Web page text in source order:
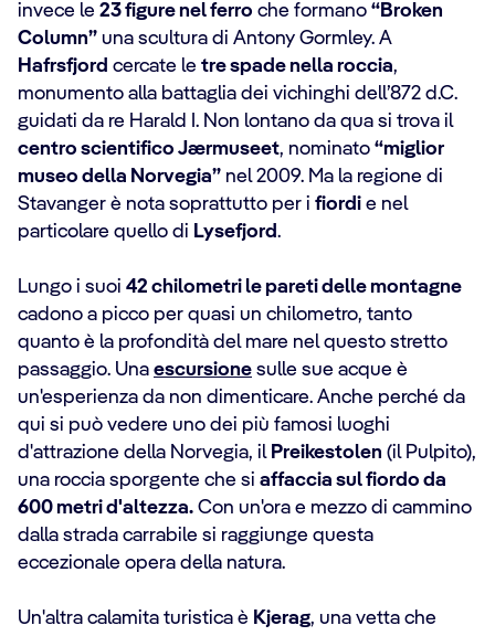
invece le 23 figure nel ferro che formano “Broken
Column” una scultura di Antony Gormley. A
Hafrsfjord cercate le tre spade nella roccia,
monumento alla battaglia dei vichinghi dell’872 d.C.
guidati da re Harald I. Non lontano da qua si trova il
centro scientifico Jærmuseet, nominato “miglior
museo della Norvegia” nel 2009. Ma la regione di
Stavanger è nota soprattutto per i fiordi e nel
particolare quello di Lysefjord.
Lungo i suoi 42 chilometri le pareti delle montagne
cadono a picco per quasi un chilometro, tanto
quanto è la profondità del mare nel questo stretto
passaggio. Una escursione sulle sue acque è
un'esperienza da non dimenticare. Anche perché da
qui si può vedere uno dei più famosi luoghi
d'attrazione della Norvegia, il Preikestolen (il Pulpito),
una roccia sporgente che si affaccia sul fiordo da
600 metri d'altezza. Con un'ora e mezzo di cammino
dalla strada carrabile si raggiunge questa
eccezionale opera della natura.
Un'altra calamita turistica è Kjerag, una vetta che